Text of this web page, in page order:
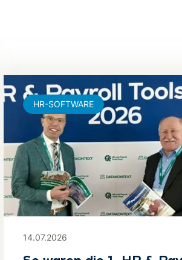
14.07.2026
HR-SOFTWARE